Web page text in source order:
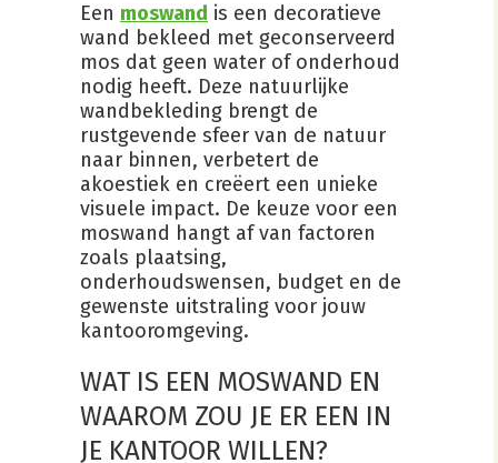
Een moswand is een decoratieve
wand bekleed met geconserveerd
mos dat geen water of onderhoud
nodig heeft. Deze natuurlijke
wandbekleding brengt de
rustgevende sfeer van de natuur
naar binnen, verbetert de
akoestiek en creëert een unieke
visuele impact. De keuze voor een
moswand hangt af van factoren
zoals plaatsing,
onderhoudswensen, budget en de
gewenste uitstraling voor jouw
kantooromgeving.
WAT IS EEN MOSWAND EN
WAAROM ZOU JE ER EEN IN
JE KANTOOR WILLEN?